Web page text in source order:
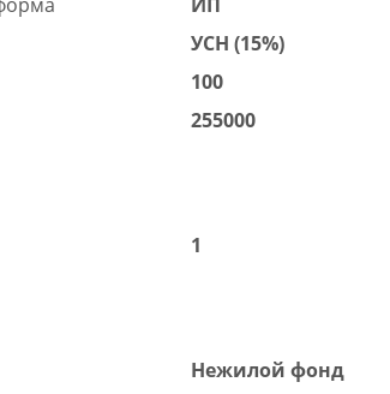
УСН (15%)
100
255000
1
Нежилой фонд